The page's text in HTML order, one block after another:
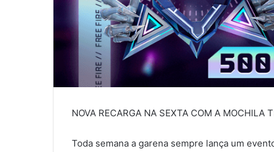
NOVA RECARGA NA SEXTA COM A MOCHILA
Toda semana a garena sempre lança um